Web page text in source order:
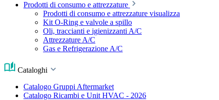
Prodotti di consumo e attrezzature
Prodotti di consumo e attrezzature visualizza
Kit O-Ring e valvole a spillo
Oli, traccianti e igienizzanti A/C
Attrezzature A/C
Gas e Refrigerazione A/C
Cataloghi
Catalogo Gruppi Aftermarket
Catalogo Ricambi e Unit HVAC - 2026